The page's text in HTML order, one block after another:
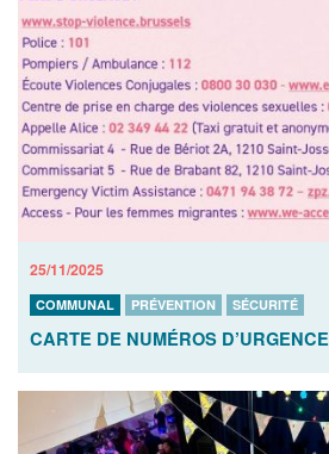
25/11/2025
COMMUNAL PRÉVENTION SÉCURITÉ
CARTE DE NUMÉROS D’URGENCE